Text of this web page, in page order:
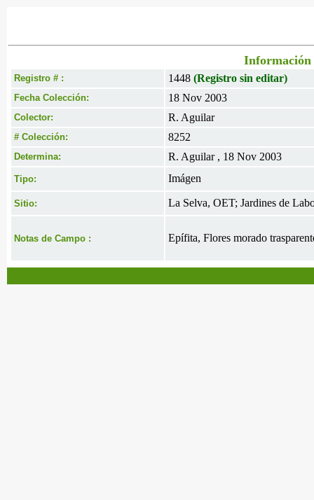
Información
Registro # : 1448 (Registro sin editar)
Fecha Colección: 18 Nov 2003
Colector: R. Aguilar
# Colección: 8252
Determina: R. Aguilar , 18 Nov 2003
Tipo: Imágen
Sitio: La Selva, OET; Jardines de
Notas de Campo : Epífita, Flores morado